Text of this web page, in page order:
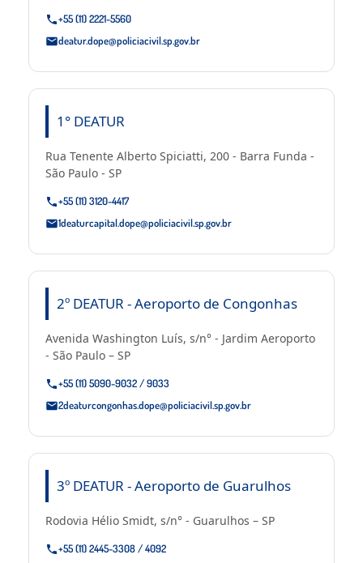
+55 (11) 2221-5560
deatur.dope@policiacivil.sp.gov.br
1° DEATUR
Rua Tenente Alberto Spiciatti, 200 - Barra Funda -
São Paulo - SP
+55 (11) 3120-4417
1deaturcapital.dope@policiacivil.sp.gov.br
2º DEATUR - Aeroporto de Congonhas
Avenida Washington Luís, s/n° - Jardim Aeroporto
- São Paulo – SP
+55 (11) 5090-9032 / 9033
2deaturcongonhas.dope@policiacivil.sp.gov.br
3º DEATUR - Aeroporto de Guarulhos
Rodovia Hélio Smidt, s/n° - Guarulhos – SP
+55 (11) 2445-3308 / 4092